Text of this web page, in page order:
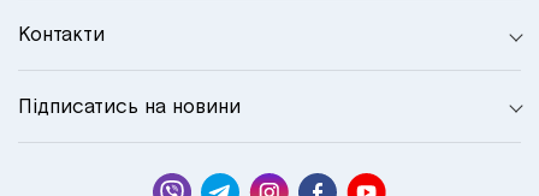
Контакти
Підписатись на новини